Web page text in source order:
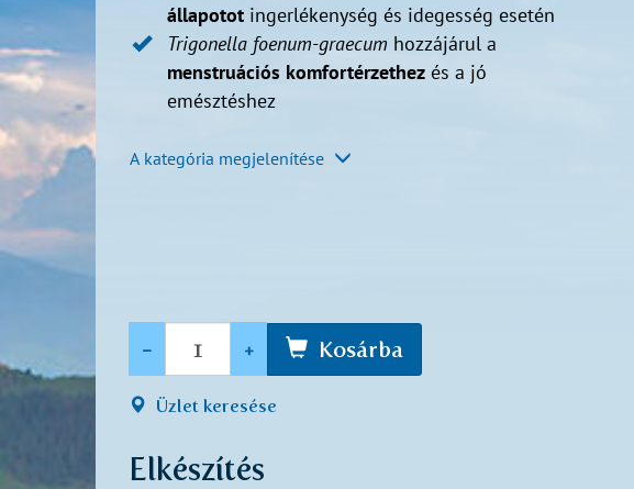
állapotot ingerlékenység és idegesség esetén
Trigonella foenum-graecum hozzájárul a
menstruációs komfortérzethez és a jó
emésztéshez
A kategória megjelenítése
- + Kosárba
Üzlet keresése
Elkészítés